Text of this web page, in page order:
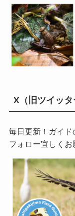
X（旧ツイッタ
毎日更新！ガイド
フォロー宜しくお